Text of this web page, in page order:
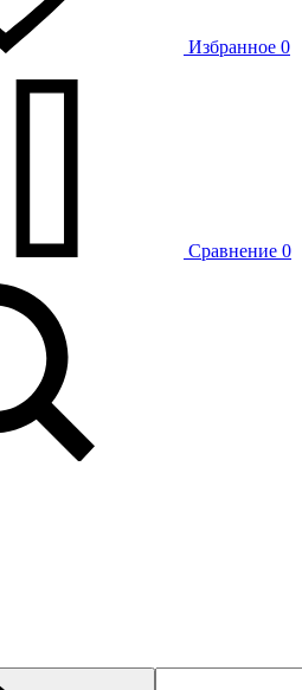
Избранное 0
Сравнение 0